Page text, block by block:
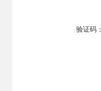
验证码：